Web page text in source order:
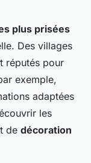
plus prisées
Des villages
réputés pour
exemple,
adaptées
les
de décoration